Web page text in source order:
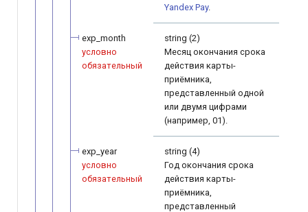
Yandex Pay.
exp_month
условно
обязательный
string (2)
Месяц окончания срока
действия карты-
приёмника,
представленный одной
или двумя цифрами
(например, 01).
exp_year
условно
обязательный
string (4)
Год окончания срока
действия карты-
приёмника,
представленный